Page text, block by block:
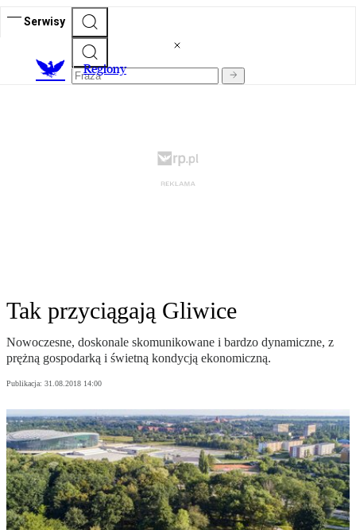
Serwisy
Regiony
Tak przyciągają Gliwice
Nowoczesne, doskonale skomunikowane i bardzo dynamiczne, z
prężną gospodarką i świetną kondycją ekonomiczną.
Publikacja: 31.08.2018 14:00